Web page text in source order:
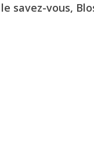
savez-vous,